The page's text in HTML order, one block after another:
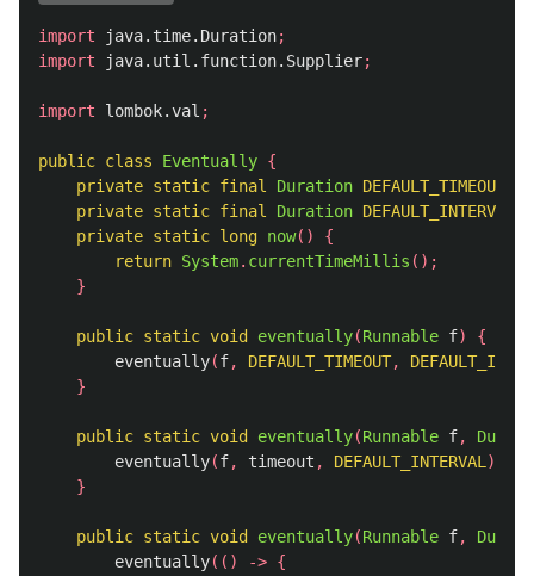
import java.time.Duration;
import
java.util.function.Supplier;
import lombok.val ;
public class Eventually {
private static final Duration DEFAULT_TIMEOUT
private static final Duration DEFAULT_INTERVAL
private static long now()
{
return System. currentTimeMillis ();
}
public static void eventually(Runnable f)
{
eventually(f, DEFAULT_TIMEOUT,
}
public static void eventually(Runnable f,
eventually(f, timeout , DEFAULT_INTERVAL );
}
public static void eventually(Runnable f,
eventually(() -> {